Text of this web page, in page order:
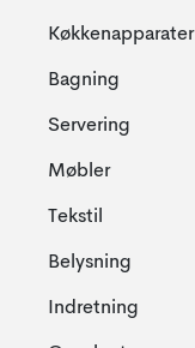
Køkkenapparater
Bagning
Servering
Møbler
Tekstil
Belysning
Indretning